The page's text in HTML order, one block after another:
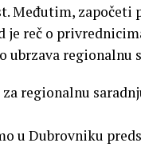
Međutim, započeti
je reč o
ubrzava regionalnu
regionalnu
u Dubrovniku